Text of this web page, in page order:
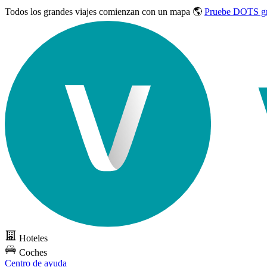
Todos los grandes viajes comienzan con un mapa 🌎 Pruebe DOTS
Hoteles
Coches
Centro de ayuda